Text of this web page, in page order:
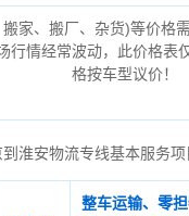
家、搬厂、杂货)等价格
行情经常波动，此价格表
格按车型议价！
淮安物流专线基本服务项
整车运输、零